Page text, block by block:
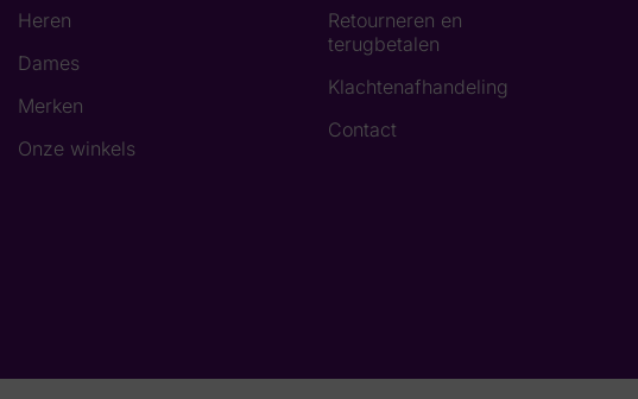
Heren
Dames
Merken
Onze winkels
Retourneren en
terugbetalen
Klachtenafhandeling
Contact